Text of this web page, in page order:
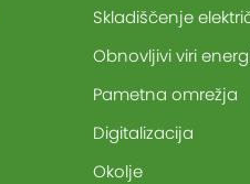
Skladiščenje
Obnovljivi viri
Pametna omrežja
Digitalizacija
Okolje